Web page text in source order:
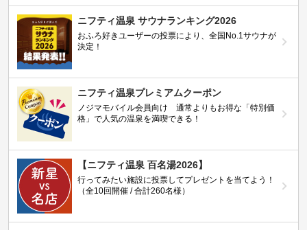
ニフティ温泉 サウナランキング2026
おふろ好きユーザーの投票により、全国No.1サウナが
決定！
ニフティ温泉プレミアムクーポン
ノジマモバイル会員向け 通常よりもお得な「特別価
格」で人気の温泉を満喫できる！
【ニフティ温泉 百名湯2026】
行ってみたい施設に投票してプレゼントを当てよう！
（全10回開催 / 合計260名様）